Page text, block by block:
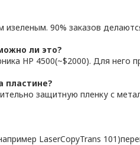
90% заказов
ли это?
HP 4500(~$2000). Для него
пластине?
защитную пленку с
LaserCopyTrans